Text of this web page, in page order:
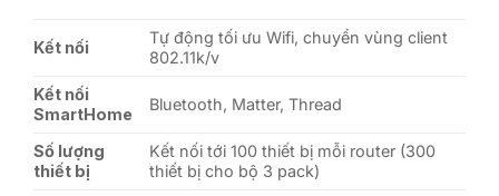
Kết nối
Tự động tối ưu Wifi, chuyển vùng client
802.11k/v
Kết nối
SmartHome
Bluetooth, Matter, Thread
Số lượng
thiết bị
Kết nối tới 100 thiết bị mỗi router (300
thiết bị cho bộ 3 pack)